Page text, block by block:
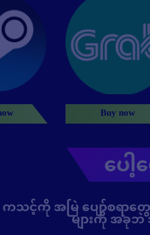
Buy now
ပေါ့
ကသင့်ကို အမြဲ ပျော်စရ
များကို အခု